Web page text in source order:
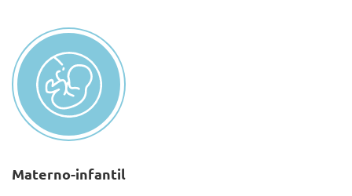
Materno-infantil